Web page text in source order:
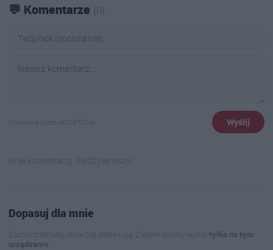
💬 Komentarze (0)
Chronione przez reCAPTCHA Wyślij
Brak komentarzy. Bądź pierwszy!
Dopasuj dla mnie
Zaznacz tematy, które Cię interesują. Zapamiętamy wybórtylko na tym
urządzeniu